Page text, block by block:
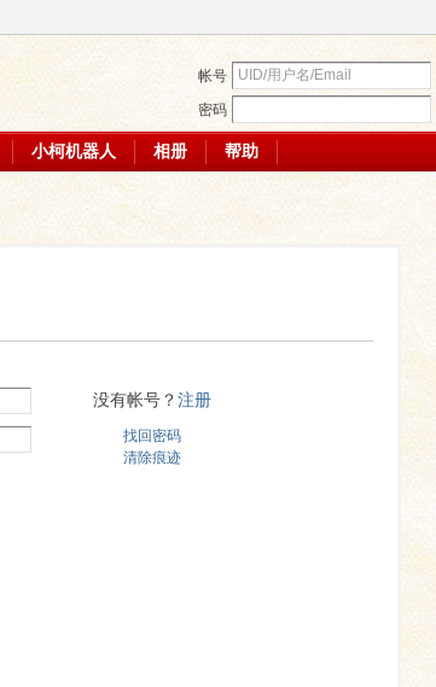
帐号
密码
小柯机器人 相册 帮助
没有帐号？注册
找回密码
清除痕迹